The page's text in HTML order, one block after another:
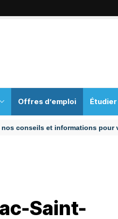
Offres d’emploi Étudier
et informations pour vous
Saint-